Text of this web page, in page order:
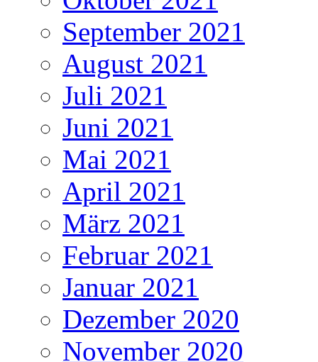
September 2021
August 2021
Juli 2021
Juni 2021
Mai 2021
April 2021
März 2021
Februar 2021
Januar 2021
Dezember 2020
November 2020